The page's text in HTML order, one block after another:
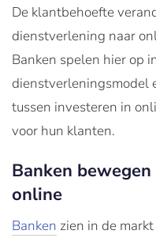
De klantbehoefte
dienstverlening naar
Banken spelen hier op
dienstverleningsmodel
tussen investeren in
voor hun klanten.
Banken
online
Banken zien in de